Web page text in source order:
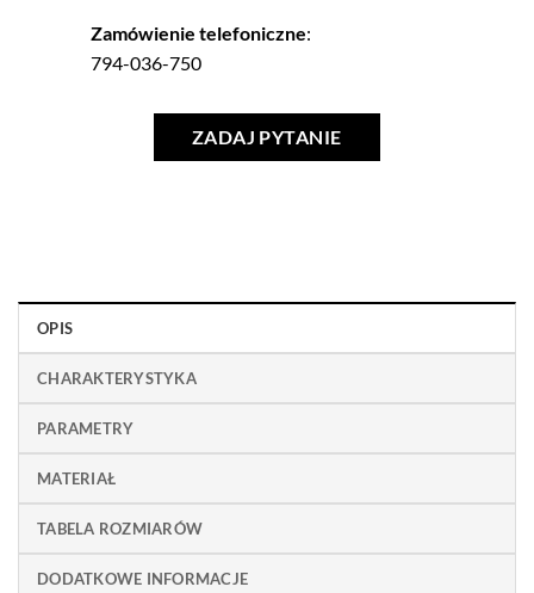
Zamówienie telefoniczne:
794-036-750
ZADAJ PYTANIE
OPIS
CHARAKTERYSTYKA
PARAMETRY
MATERIAŁ
TABELA ROZMIARÓW
DODATKOWE INFORMACJE